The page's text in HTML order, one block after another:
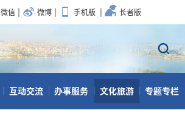
微信 微博 手机版 长者版
互动交流 办事服务 文化旅游 专题专栏